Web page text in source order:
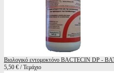
Βιολογικό εντομοκτόνο BACTECIN DP -
5,50 € / Τεμάχιο